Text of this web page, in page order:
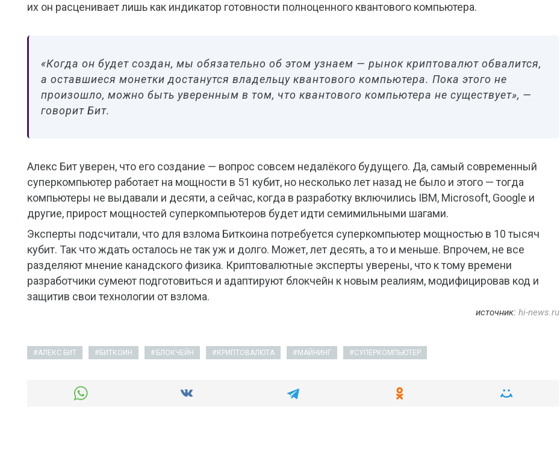
их он расценивает лишь как индикатор готовности полноценного квантового компьютера.
«Когда он будет создан, мы обязательно об этом узнаем — рынок криптовалют обвалится,
а оставшиеся монетки достанутся владельцу квантового компьютера. Пока этого не
произошло, можно быть уверенным в том, что квантового компьютера не существует», —
говорит Бит.
Алекс Бит уверен, что его создание — вопрос совсем недалёкого будущего. Да, самый современный
суперкомпьютер работает на мощности в 51 кубит, но несколько лет назад не было и этого — тогда
компьютеры не выдавали и десяти, а сейчас, когда в разработку включились IBM, Microsoft, Google и
другие, прирост мощностей суперкомпьютеров будет идти семимильными шагами.
Эксперты подсчитали, что для взлома Биткоина потребуется суперкомпьютер мощностью в 10 тысяч
кубит. Так что ждать осталось не так уж и долго. Может, лет десять, а то и меньше. Впрочем, не все
разделяют мнение канадского физика. Криптовалютные эксперты уверены, что к тому времени
разработчики сумеют подготовиться и адаптируют блокчейн к новым реалиям, модифицировав код и
защитив свои технологии от взлома.
источник: hi-news.ru
АЛЕКС БИТ БИТКОИН БЛОКЧЕЙН КРИПТОВАЛЮТА МАЙНИНГ СУПЕРКОМПЬЮТЕР